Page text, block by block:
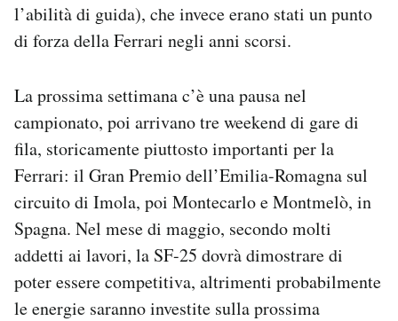
l’abilità di guida), che invece erano stati un punto
di forza della Ferrari negli anni scorsi.
La prossima settimana c’è una pausa nel
campionato, poi arrivano tre weekend di gare di
fila, storicamente piuttosto importanti per la
Ferrari: il Gran Premio dell’Emilia-Romagna sul
circuito di Imola, poi Montecarlo e Montmelò, in
Spagna. Nel mese di maggio, secondo molti
addetti ai lavori, la SF-25 dovrà dimostrare di
poter essere competitiva, altrimenti probabilmente
le energie saranno investite sulla prossima